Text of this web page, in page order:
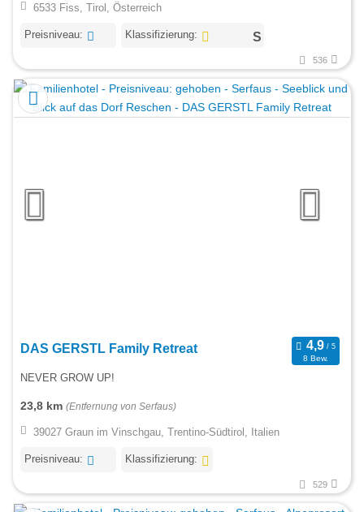
6533 Fiss, Tirol, Österreich
Preisniveau: Klassifizierung:
536
DAS GERSTL Family Retreat
8 Bew.
NEVER GROW UP!
23,8 km (Entfernung von Serfaus)
39027 Graun im Vinschgau, Trentino-Südtirol, Italien
Preisniveau: Klassifizierung:
529